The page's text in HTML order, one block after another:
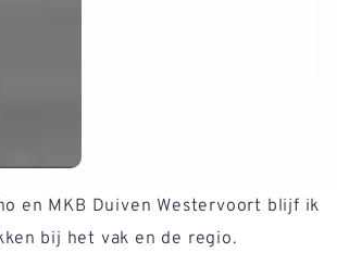
en MKB Duiven Westervoort blijf ik
bij het vak en de regio.